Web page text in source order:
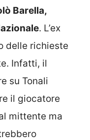
Barella,
. L’ex
delle richieste
Infatti, il
su Tonali
il giocatore
mittente ma